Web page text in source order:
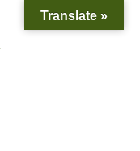
Translate »